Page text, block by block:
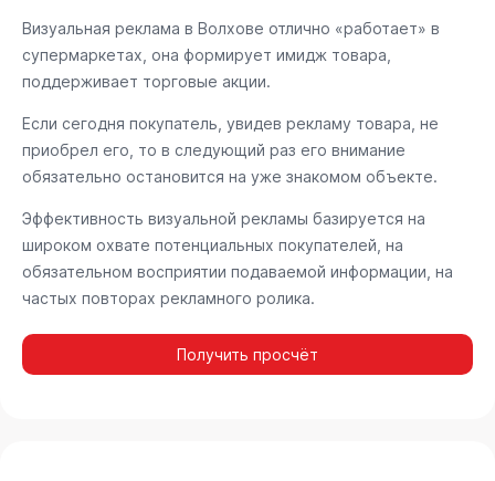
Визуальная реклама в Волхове отлично «работает» в
супермаркетах, она формирует имидж товара,
поддерживает торговые акции.
Если сегодня покупатель, увидев рекламу товара, не
приобрел его, то в следующий раз его внимание
обязательно остановится на уже знакомом объекте.
Эффективность визуальной рекламы базируется на
широком охвате потенциальных покупателей, на
обязательном восприятии подаваемой информации, на
частых повторах рекламного ролика.
Получить просчёт